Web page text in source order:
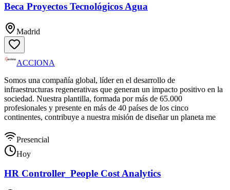
Beca Proyectos Tecnológicos Agua
Madrid
ACCIONA
Somos una compañía global, líder en el desarrollo de
infraestructuras regenerativas que generan un impacto positivo en la
sociedad. Nuestra plantilla, formada por más de 65.000
profesionales y presente en más de 40 países de los cinco
continentes, contribuye a nuestra misión de diseñar un planeta me
Presencial
Hoy
HR Controller_People Cost Analytics